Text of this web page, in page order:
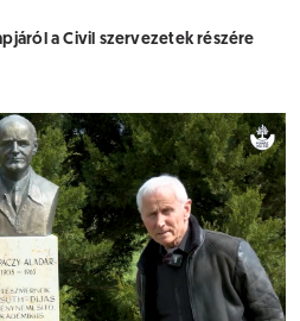
a Civil szervezetek részére